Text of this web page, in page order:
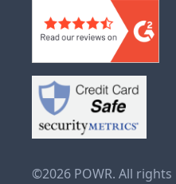
©2026 POWR. All rights